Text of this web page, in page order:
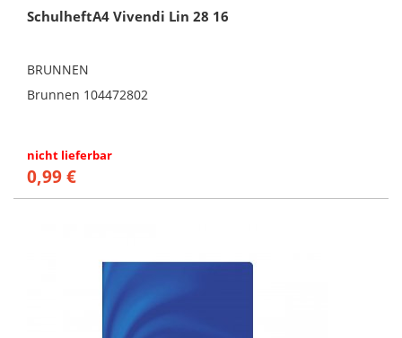
SchulheftA4 Vivendi Lin 28 16
BRUNNEN
Brunnen 104472802
nicht lieferbar
0,99 €